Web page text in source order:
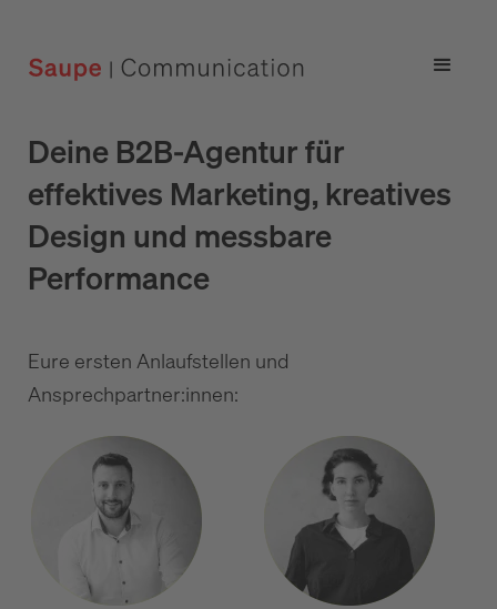
Deine B2B-Agentur für
effektives Marketing, kreatives
Design und messbare
Performance
Eure ersten Anlaufstellen und
Ansprechpartner:innen: